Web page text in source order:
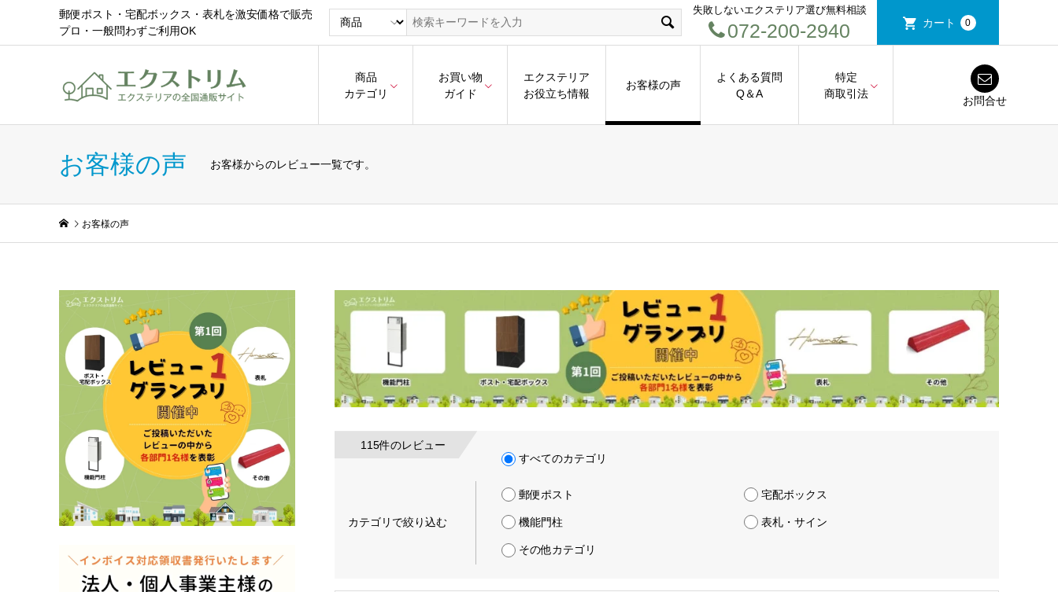
郵便ポスト・宅配ボックス・表札を激安価格で販売
プロ・一般問わずご利用OK
失敗しないエクステリア選び無料相談
072-200-2940 カート 0
商品
カテゴリ
お買い物
ガイド
エクステリア
お役立ち情報
お客様の声
よくある質問
Q＆A
特定
商取引法
お問合せ
お客様の声 お客様からのレビュー一覧です。
お客様の声
115件のレビュー
すべてのカテゴリ
カテゴリで絞り込む
郵便ポスト 宅配ボックス
機能門柱 表札・サイン
その他カテゴリ